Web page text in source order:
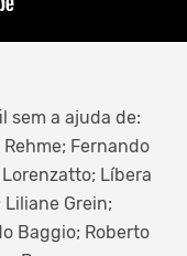
sem a ajuda de:
Fernando
Líbera
Grein;
Baggio; Roberto